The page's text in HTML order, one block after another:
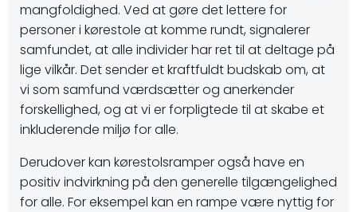
mangfoldighed. Ved at gøre det lettere for
personer i kørestole at komme rundt, signalerer
samfundet, at alle individer har ret til at deltage på
lige vilkår. Det sender et kraftfuldt budskab om, at
vi som samfund værdsætter og anerkender
forskellighed, og at vi er forpligtede til at skabe et
inkluderende miljø for alle.
Derudover kan kørestolsramper også have en
positiv indvirkning på den generelle tilgængelighed
for alle. For eksempel kan en rampe være nyttig for